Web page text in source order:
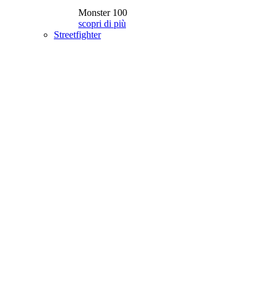
Monster 100
scopri di più
Streetfighter